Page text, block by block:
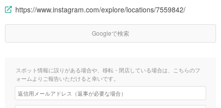
https://www.instagram.com/explore/locations/7559842/
Googleで検索
スポット情報に誤りがある場合や、移転・閉店している場合は、こちらのフ
ォームよりご報告いただけると幸いです。